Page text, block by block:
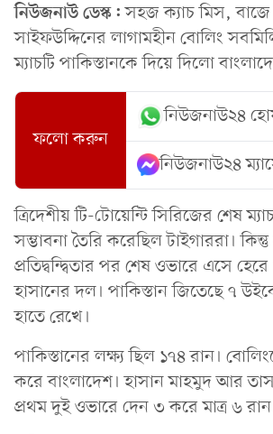
নিউজনাউ ডেস্ক:সহজ ক্যাচ মিস, বাজে
সাইফউদ্দিনের লাগামহীন বোলিং
ম্যাচটি পাকিস্তানকে দিয়ে দিলো
ফলো করুন
নিউজনাউ২৪
নিউজনাউ২৪
ত্রিদেশীয় টি-টোয়েন্টি সিরিজের শেষ
সম্ভাবনা তৈরি করেছিল টাইগাররা।
প্রতিদ্বন্দ্বিতার পর শেষ ওভারে এসে
হাসানের দল। পাকিস্তান জিতেছে ৭
হাতে রেখে।
পাকিস্তানের লক্ষ্য ছিল ১৭৪ রান।
করে বাংলাদেশ। হাসান মাহমুদ আর
প্রথম দুই ওভারে দেন ৩ করে মাত্র ৬